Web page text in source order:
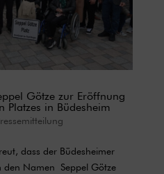
Götze zur Eröffnung
Platzes in Büdesheim
dass der Büdesheimer
den Namen Seppel Götze